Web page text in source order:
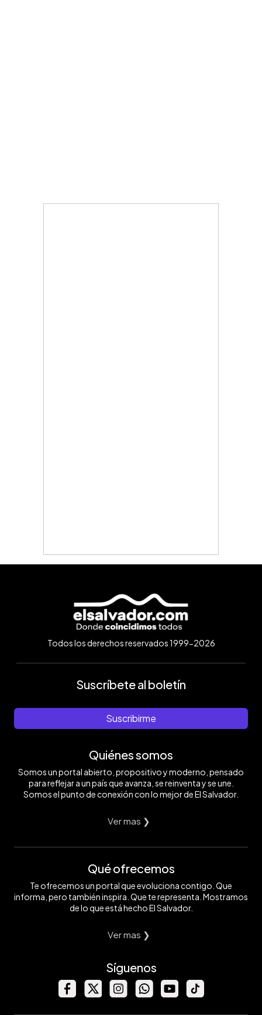
Todos los derechos reservados 1999-2026
Suscríbete al boletín
Suscribirme
Quiénes somos
Somos un portal abierto, propositivo y moderno, pensado
para reflejar a un país que avanza, se reinventa y se une.
Somos el punto de conexión con lo mejor de El Salvador.
Ver mas ❯
Qué ofrecemos
Te ofrecemos un portal que evoluciona contigo. Que
informa, pero también inspira. Que te representa. Mostramos
de lo que está hecho El Salvador.
Ver mas ❯
Síguenos